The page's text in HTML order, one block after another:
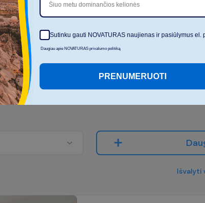
2
Dau
Išvalyti
Šiuo metu dominančios kelionės
Sutinku gauti NOVATURAS naujienas ir pasiūlymus el.
Daugiau apie NOVATURAS privalumo politiką
PRENUMERUOTI